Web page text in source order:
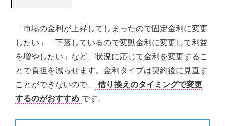
「市場の金利が上昇してしまったので固定金利に変更
したい」「下落しているので変動金利に変更して利益
を増やしたい」など、状況に応じて金利を変更するこ
とで負担を減らせます。金利タイプは契約後に見直す
ことができないので、
借り換えのタイミングで変更
するのがおすすめ です。